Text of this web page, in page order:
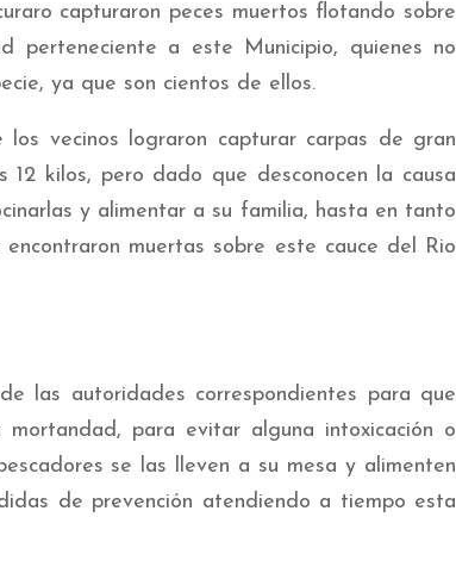
capturaron peces muertos flotando sobre
perteneciente a este Municipio, quienes no
ya que son cientos de ellos.
vecinos lograron capturar carpas de gran
12 kilos, pero dado que desconocen la causa
y alimentar a su familia, hasta en tanto
muertas sobre este cauce del Rio
las autoridades correspondientes para que
para evitar alguna intoxicación o
se las lleven a su mesa y alimenten
de prevención atendiendo a tiempo esta